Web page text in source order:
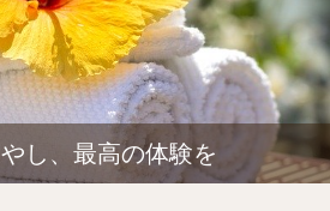
し、最高の体験を